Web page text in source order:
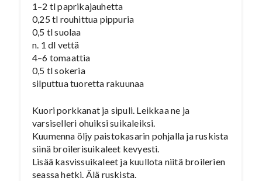
1–2 tl paprikajauhetta
0,25 tl rouhittua pippuria
0,5 tl suolaa
n. 1 dl vettä
4–6 tomaattia
0,5 tl sokeria
silputtua tuoretta rakuunaa
Kuori porkkanat ja sipuli. Leikkaa ne ja
varsiselleri ohuiksi suikaleiksi.
Kuumenna öljy paistokasarin pohjalla ja ruskista
siinä broilerisuikaleet kevyesti.
Lisää kasvissuikaleet ja kuullota niitä broilerien
seassa hetki. Älä ruskista.